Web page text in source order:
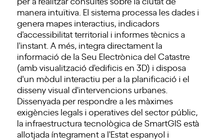
manera intuïtiva. El sistema processa les dades i
genera mapes interactius, indicadors
d'accessibilitat territorial i informes tècnics a
l'instant. A més, integra directament la
informació de la Seu Electrònica del Catastre
(amb visualització d'edificis en 3D) i disposa
d'un mòdul interactiu per a la planificació i el
disseny visual d'intervencions urbanes.
Dissenyada per respondre a les màximes
exigències legals i operatives del sector públic,
la infraestructura tecnològica de SmartGIS està
allotjada íntegrament a l'Estat espanyol i